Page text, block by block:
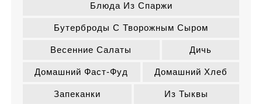
Блюда Из Спаржи
Бутерброды С Творожным Сыром
Весенние Салаты Дичь
Домашний Фаст-Фуд Домашний Хлеб
Запеканки Из Тыквы